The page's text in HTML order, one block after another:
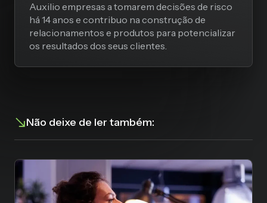
Auxilio empresas a tomarem decisões de risco
há 14 anos e contribuo na construção de
relacionamentos e produtos para potencializar
os resultados dos seus clientes.
Não deixe de ler também: